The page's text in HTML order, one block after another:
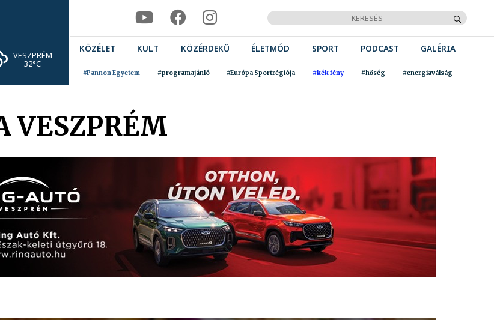
VESZPRÉM
32°C
KÖZÉLET KULT KÖZÉRDEKŰ ÉLETMÓD SPORT PODCAST GALÉRIA
#Pannon Egyetem #programajánló #Európa Sportrégiója #kék fény #hőség #energiaválság
VESZPRÉM